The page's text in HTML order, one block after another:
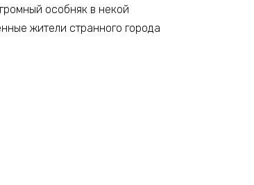
особняк в некой
жители странного города